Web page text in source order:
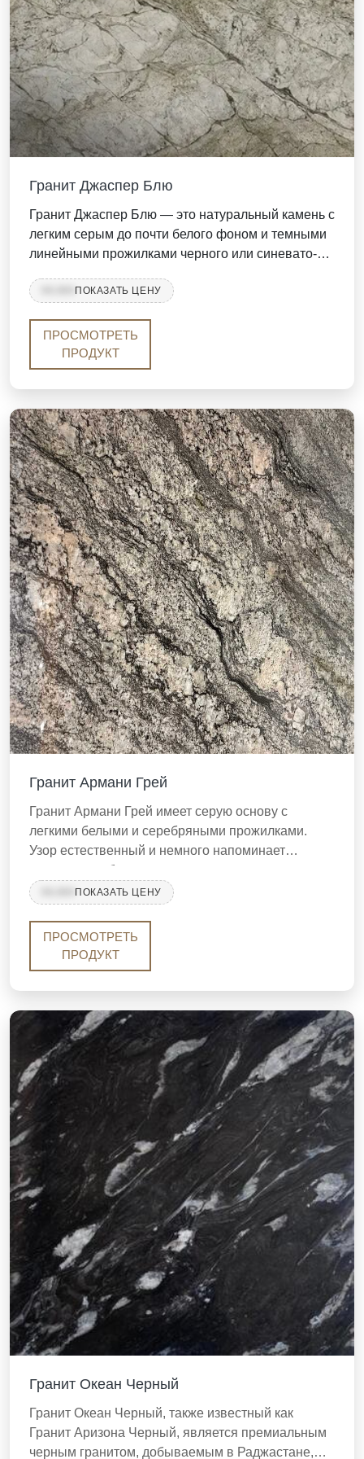
Гранит Джаспер Блю
Гранит Джаспер Блю — это натуральный камень с
легким серым до почти белого фоном и темными
линейными прожилками черного или синевато-
прожилки и минеральные кластеры. Этот гранит
отделках, таких как полированная, шлифованная
или кожаная.
ПОКАЗАТЬ ЦЕНУ
ПРОСМОТРЕТЬ
ПРОДУКТ
Гранит Армани Грей
Гранит Армани Грей имеет серую основу с
легкими белыми и серебряными прожилками.
Узор естественный и немного напоминает
мрамор, но обладает прочностью и
долговечностью гранита. Он отлично подходит
для кухонных столешниц, полов и облицовки стен.
ПОКАЗАТЬ ЦЕНУ
ПРОСМОТРЕТЬ
ПРОДУКТ
Гранит Океан Черный
Гранит Океан Черный, также известный как
Гранит Аризона Черный, является премиальным
черным гранитом, добываемым в Раджастане,